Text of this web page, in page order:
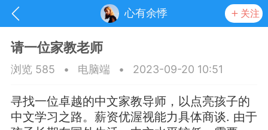
心有余悸 关注
请一位家教老师
浏览 585 • 电脑端 • 2023-09-20 10:51
寻找一位卓越的中文家教导师，以点亮孩子的
中文学习之路。薪资优渥视能力具体商谈. 由于